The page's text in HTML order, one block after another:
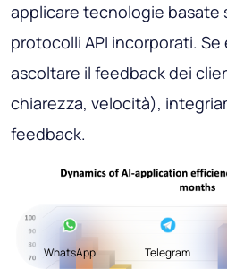
applicare tecnologie basate
protocolli API incorporati.
ascoltare il feedback dei
chiarezza, velocità),
feedback.
WhatsApp Telegram